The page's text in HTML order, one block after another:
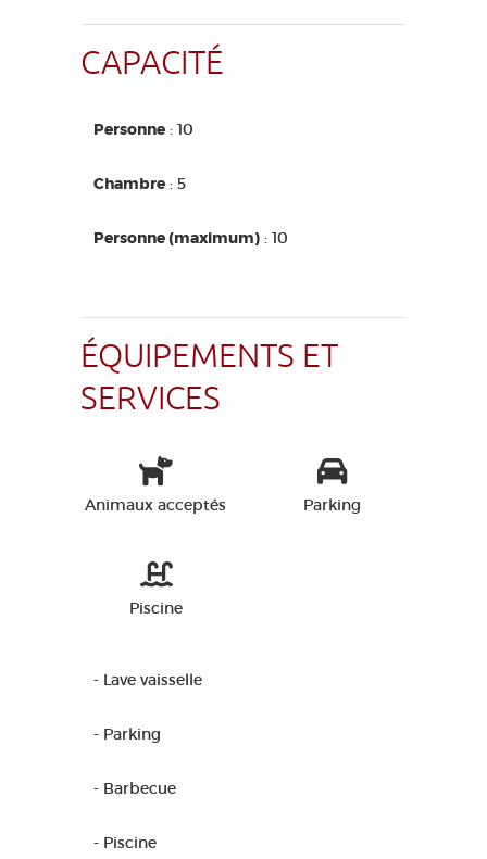
CAPACITÉ
Personne : 10
Chambre : 5
Personne (maximum) : 10
ÉQUIPEMENTS ET
SERVICES
Animaux acceptés Parking
Piscine
- Lave vaisselle
- Parking
- Barbecue
- Piscine